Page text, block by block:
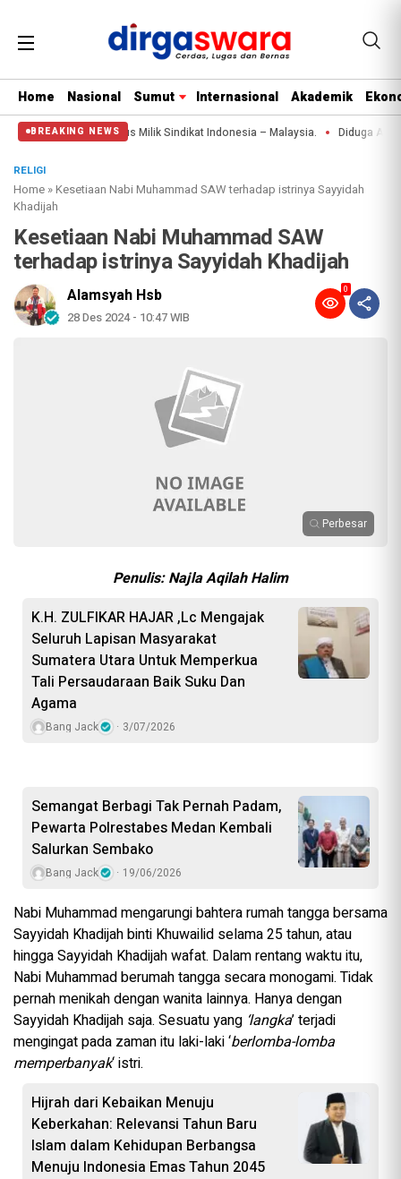
Home Nasional Sumut Internasional Akademik
BREAKING NEWS
Bungkus Milik Sindikat Indonesia – Malaysia. Diduga Aniaya Wanita di
RELIGI
Home »Kesetiaan Nabi Muhammad SAW terhadap istrinya Sayyidah
Khadijah
Kesetiaan Nabi Muhammad SAW
terhadap istrinya Sayyidah Khadijah
Alamsyah Hsb
28 Des 2024 - 10:47 WIB
0
Perbesar
Penulis: Najla Aqilah Halim
K.H. ZULFIKAR HAJAR ,Lc Mengajak
Seluruh Lapisan Masyarakat
Sumatera Utara Untuk Memperkua
Tali Persaudaraan Baik Suku Dan
Agama
Bang Jack 3/07/2026
Semangat Berbagi Tak Pernah Padam,
Pewarta Polrestabes Medan Kembali
Salurkan Sembako
Bang Jack 19/06/2026
Nabi Muhammad mengarungi bahtera rumah tangga bersama
Sayyidah Khadijah binti Khuwailid selama 25 tahun, atau
hingga Sayyidah Khadijah wafat. Dalam rentang waktu itu,
Nabi Muhammad berumah tangga secara monogami. Tidak
pernah menikah dengan wanita lainnya. Hanya dengan
Sayyidah Khadijah saja. Sesuatu yang ‘langka’ terjadi
mengingat pada zaman itu laki-laki ‘berlomba-lomba
memperbanyak‘ istri.
Hijrah dari Kebaikan Menuju
Keberkahan: Relevansi Tahun Baru
Islam dalam Kehidupan Berbangsa
Menuju Indonesia Emas Tahun 2045